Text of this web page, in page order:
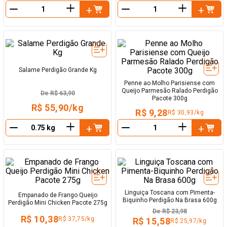
＋ ＋
Salame Perdigão Grande Kg
De R$ 63,90
R$ 55,90/kg
＋
Penne ao Molho Parisiense com
Queijo Parmesão Ralado Perdigão
Pacote 300g
R$ 9,28 R$ 30,93/kg
＋
Empanado de Frango Queijo
Perdigão Mini Chicken Pacote 275g
R$ 10,38R$ 37,75/kg
Linguiça Toscana com Pimenta-
Biquinho Perdigão Na Brasa 600g
De R$ 23,98
R$ 15,58R$ 25,97/kg